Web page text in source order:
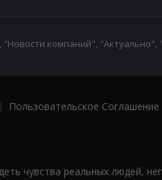
компаний", "Актуально",
Пользовательское Соглашение
чувства реальных людей,